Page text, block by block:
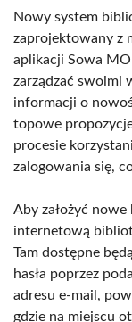
Nowy system
zaprojektowany z
aplikacji Sowa
zarządzać swoimi
informacji o
topowe
procesie
zalogowania się,
Aby założyć
internetową
Tam dostępne
hasła poprzez
adresu e-mail,
gdzie na miejscu